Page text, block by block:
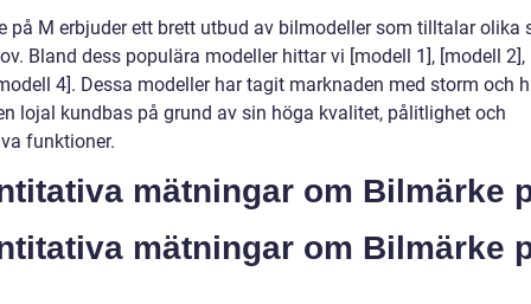
på M erbjuder ett brett utbud av bilmodeller som tilltalar olika
Bland dess populära modeller hittar vi [modell 1], [modell 2],
4]. Dessa modeller har tagit marknaden med storm och
lojal kundbas på grund av sin höga kvalitet, pålitlighet och
funktioner.
mätningar om Bilmärke
mätningar om Bilmärke